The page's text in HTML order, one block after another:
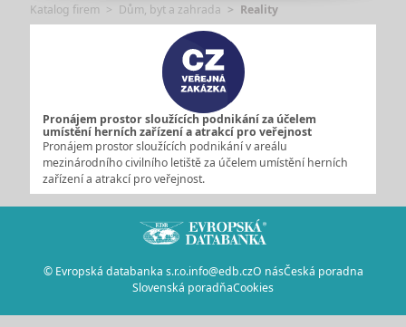
Katalog firem Dům, byt a zahrada Reality
Pronájem prostor sloužících podnikání za účelem
umístění herních zařízení a atrakcí pro veřejnost
Pronájem prostor sloužících podnikání v areálu
mezinárodního civilního letiště za účelem umístění herních
zařízení a atrakcí pro veřejnost.
© Evropská databanka s.r.o.info@edb.czO násČeská poradna
Slovenská poradňaCookies